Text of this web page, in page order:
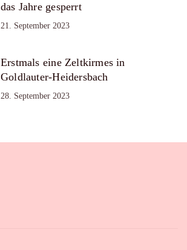
das Jahre gesperrt
21. September 2023
Erstmals eine Zeltkirmes in
Goldlauter-Heidersbach
28. September 2023